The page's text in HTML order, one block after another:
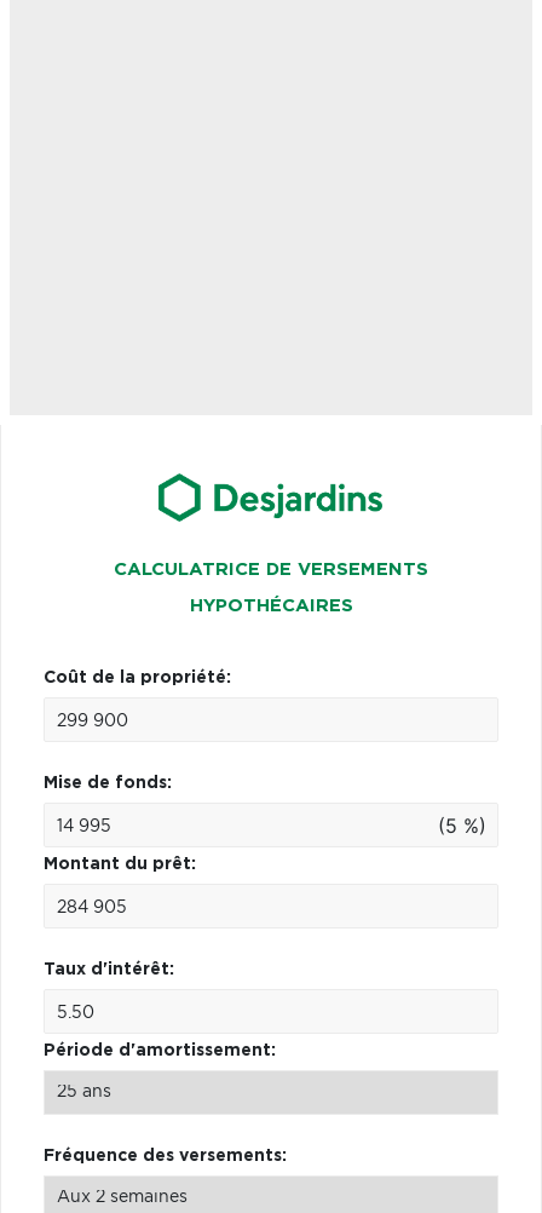
CALCULATRICE DE VERSEMENTS
HYPOTHÉCAIRES
Coût de la propriété:
Mise de fonds:
(5 %)
Montant du prêt:
Taux d'intérêt:
Période d'amortissement:
Fréquence des versements: